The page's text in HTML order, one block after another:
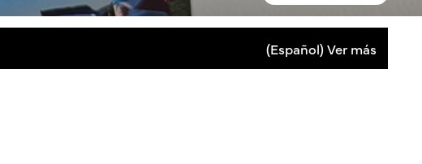
(Español) Ver más